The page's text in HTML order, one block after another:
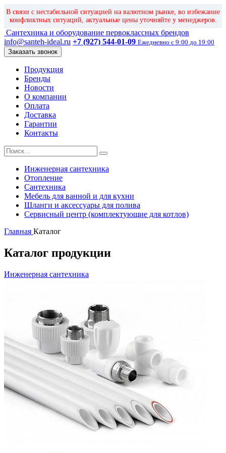
В связи с нестабильной ситуацией на валютном рынке, во избежание
конфликтных ситуаций, актуальные цены уточняйте у менеджеров.
Сантехника и оборудование первоклассных брендов
info@santeh-ideal.ru +7 (927) 544-01-09 Ежедневно с 9:00 до 19:00
Заказать звонок
Продукция
Бренды
Новости
О компании
Оплата
Доставка
Гарантии
Контакты
Инженерная сантехника
Отопление
Сантехника
Мебель для ванной и для кухни
Шланги и аксессуары для полива
Сервисный центр (комплектующие для котлов)
Главная Каталог
Каталог продукции
Инженерная сантехника